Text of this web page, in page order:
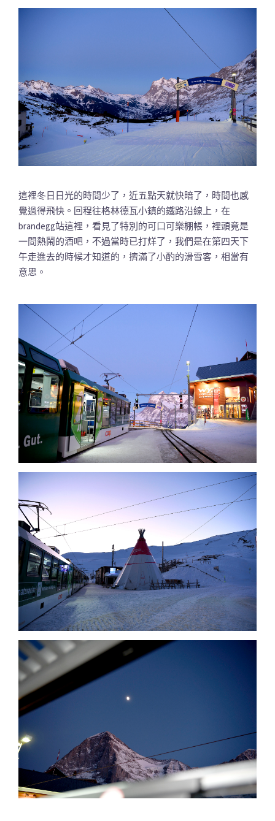
這裡冬日日光的時間少了，近五點天就快暗了，時間也感
覺過得飛快。回程往格林德瓦小鎮的鐵路沿線上，在
brandegg站這裡，看見了特別的可口可樂棚帳，裡頭竟是
一間熱鬧的酒吧，不過當時已打烊了，我們是在第四天下
午走進去的時候才知道的，擠滿了小酌的滑雪客，相當有
意思。